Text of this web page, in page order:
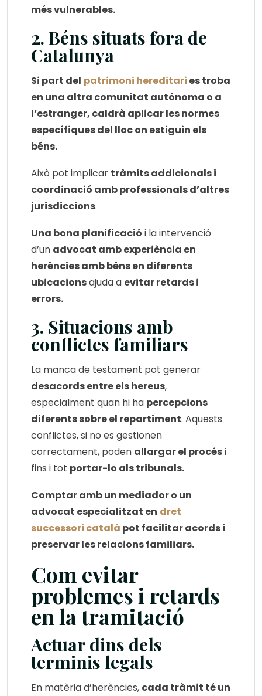
més vulnerables.
2. Béns situats fora de
Catalunya
Si part del patrimoni hereditari es troba
en una altra comunitat autònoma o a
l’estranger, caldrà aplicar les normes
específiques del lloc on estiguin els
béns.
Això pot implicar tràmits addicionals i
coordinació amb professionals d’altres
jurisdiccions.
Una bona planificació i la intervenció
d’un advocat amb experiència en
herències amb béns en diferents
ubicacionsajuda a evitar retards i
errors.
3. Situacions amb
conflictes familiars
La manca de testament pot generar
desacords entre els hereus,
especialment quan hi ha percepcions
diferents sobre el repartiment. Aquests
conflictes, si no es gestionen
correctament, poden allargar el procési
fins i tot portar-lo als tribunals.
Comptar amb un mediador o un
advocat especialitzat en dret
successori català pot facilitar acords i
preservar les relacions familiars.
Com evitar
problemes i retards
en la tramitació
Actuar dins dels
terminis legals
En matèria d’herències, cada tràmit té un